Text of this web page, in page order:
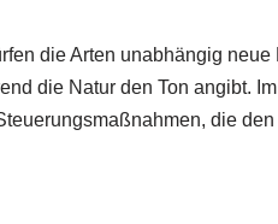
die Arten unabhängig
die Natur den Ton angibt.
die